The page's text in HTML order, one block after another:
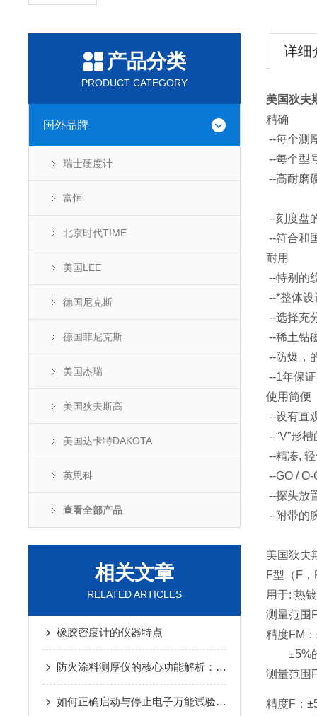
产品分类
PRODUCT CATEGORY
国外品牌
瑞士硬度计
富恒
北京时代TIME
美国LEE
德国尼克斯
德国菲尼克斯
美国杰瑞
美国狄夫斯高
美国达卡特DAKOTA
英思科
查看全部产品
相关文章
RELATED ARTICLES
橡胶密度计的仪器特点
防火涂料测厚仪的核心功能解析：从自动校准到数据存储
如何正确启动与停止电子万能试验机？操作要点要牢记
详细
美国狄夫
精确
--每个测
--每个型
--高耐磨
--刻度盘
--符合和
耐用
--特别的
--*整体
--选择充
--稀土钴
--防爆，
--1年保证
使用简便
--设有直
--“V”形
--精凑,
--GO /
--探头放
--附带的
美国狄夫
F型（F，
用于: 热
测量范围
精度FM
±5%的
测量范围
精度F：